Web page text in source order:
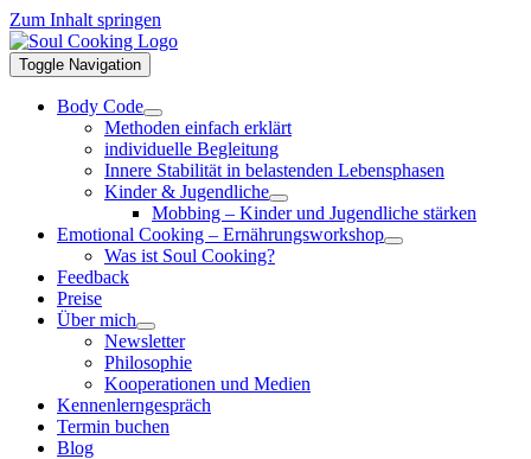
Zum Inhalt springen
Toggle Navigation
Body Code
Methoden einfach erklärt
individuelle Begleitung
Innere Stabilität in belastenden Lebensphasen
Kinder & Jugendliche
Mobbing – Kinder und Jugendliche stärken
Emotional Cooking – Ernährungsworkshop
Was ist Soul Cooking?
Feedback
Preise
Über mich
Newsletter
Philosophie
Kooperationen und Medien
Kennenlerngespräch
Termin buchen
Blog